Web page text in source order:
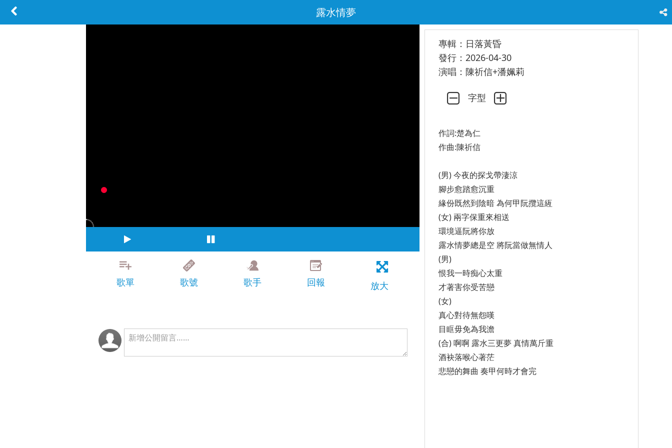
露水情夢
歌單 歌號 歌手 回報 放大
專輯：日落黃昏
發行：2026-04-30
演唱：陳祈信+潘姵莉
字型
作詞:楚為仁
作曲:陳祈信
(男) 今夜的探戈帶淒涼
腳步愈踏愈沉重
緣份既然到陰暗 為何甲阮攬這絚
(女) 兩字保重來相送
環境逼阮將你放
露水情夢總是空 將阮當做無情人
(男)
恨我一時痴心太重
才著害你受苦戀
(女)
真心對待無怨嘆
目眶毋免為我澹
(合) 啊啊 露水三更夢 真情萬斤重
酒袂落喉心著茫
悲戀的舞曲 奏甲何時才會完